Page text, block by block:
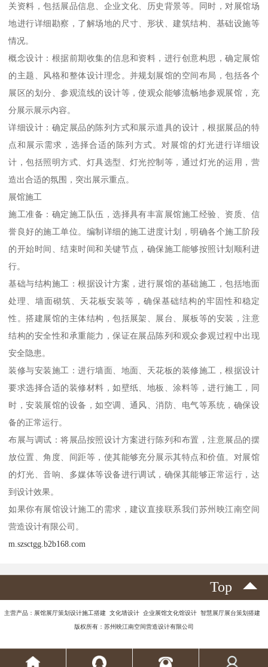
关资料，包括展品信息、企业文化、历史背景等。同时，对展馆场
地进行详细勘察，了解场地的尺寸、形状、建筑结构、基础设施等
情况。
概念设计：根据前期收集的信息和资料，进行创意构思，确定展馆
的主题、风格和整体设计理念。并规划展馆的空间布局，包括各个
展区的划分、参观流线的设计等，使观众能够流畅地参观展馆，充
分展示展示内容。
详细设计：确定展品的陈列方式和展示道具的设计，根据展品的特
点和展示需求，选择合适的陈列方式。对展馆的灯光进行详细设
计，包括照明方式、灯具选型、灯光控制等，通过灯光的运用，营
造出合适的氛围，突出展示重点。
展馆施工
施工准备：确定施工队伍，选择具有丰富展馆施工经验、资质、信
誉良好的施工单位。编制详细的施工进度计划，明确各个施工阶段
的开始时间、结束时间和关键节点，确保施工能够按照计划顺利进
行。
基础与结构施工：根据设计方案，进行展馆的基础施工，包括地面
处理、墙面砌筑、天花板安装等，确保基础结构的牢固性和稳定
性。搭建展馆的主体结构，包括展架、展台、展板等的安装，注意
结构的安全性和承重能力，保证在展品陈列和观众参观过程中出现
安全隐患。
装修与安装施工：进行墙面、地面、天花板的装修施工，根据设计
要求选择合适的装修材料，如壁纸、地板、涂料等，进行施工，同
时，安装展馆的设备，如空调、通风、消防、电气等系统，确保设
备的正常运行。
布展与调试：将展品按照设计方案进行陈列和布置，注意展品的摆
放位置、角度、间距等，使其能够充分展示其特点和价值。对展馆
的灯光、音响、多媒体等设备进行调试，确保其能够正常运行，达
到设计效果。
如果你有展馆设计施工的需求，建议直接联系我们苏州映江南空间
营造设计有限公司。
m.szsctgg.b2b168.com
Top
主营产品：展馆展厅策划设计施工搭建 文化墙设计 企业展馆文化馆设计 智慧展厅展台策划搭建
版权所有：苏州映江南空间营造设计有限公司